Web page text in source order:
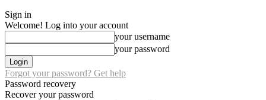
Sign in
Welcome! Log into your account
your username
your password
Forgot your password? Get help
Password recovery
Recover your password